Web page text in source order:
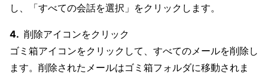
し、「すべての会話を選択」をクリックします。
削除アイコンをクリック
ゴミ箱アイコンをクリックして、すべてのメールを削除し
ます。削除されたメールはゴミ箱フォルダに移動されま